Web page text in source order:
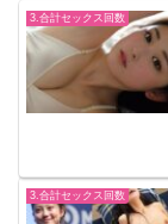
3.合計セックス回数
3.合計セックス回数